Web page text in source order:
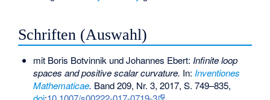
Schriften (Auswahl)
mit Boris Botvinnik und Johannes Ebert: Infinite loop
spaces and positive scalar curvature. In: Inventiones
Mathematicae. Band 209, Nr. 3, 2017, S. 749–835,